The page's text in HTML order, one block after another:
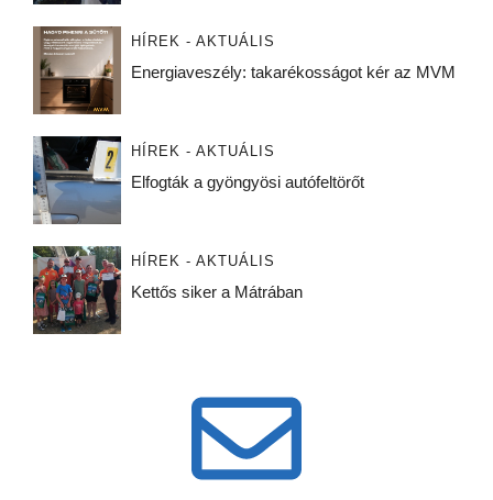
HÍREK - AKTUÁLIS
Energiaveszély: takarékosságot kér az MVM
HÍREK - AKTUÁLIS
Elfogták a gyöngyösi autófeltörőt
HÍREK - AKTUÁLIS
Kettős siker a Mátrában